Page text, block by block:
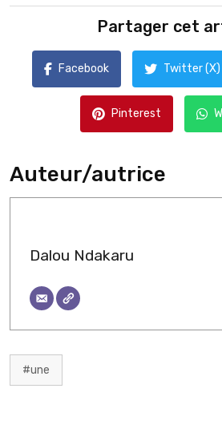
Partager cet
Facebook Twitter (X)
Pinterest
Auteur/autrice
Dalou Ndakaru
#une